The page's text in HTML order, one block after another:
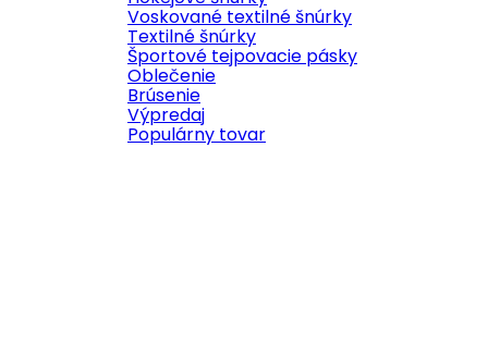
Voskované textilné šnúrky
Textilné šnúrky
Športové tejpovacie pásky
Oblečenie
Brúsenie
Výpredaj
Populárny tovar